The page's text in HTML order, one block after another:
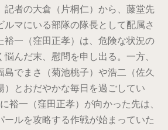
記者の大倉（片桐仁）から、藤堂先
ルマにいる部隊の隊長として配属さ
裕一（窪田正孝）は、危険な状況の
んだ末、慰問を申し出る。一方、
島でまさ（菊池桃子）や浩二（佐久
）とおだやかな毎日を過ごしてい
裕一（窪田正孝）が向かった先は、
ールを攻略する作戦が始まっていた